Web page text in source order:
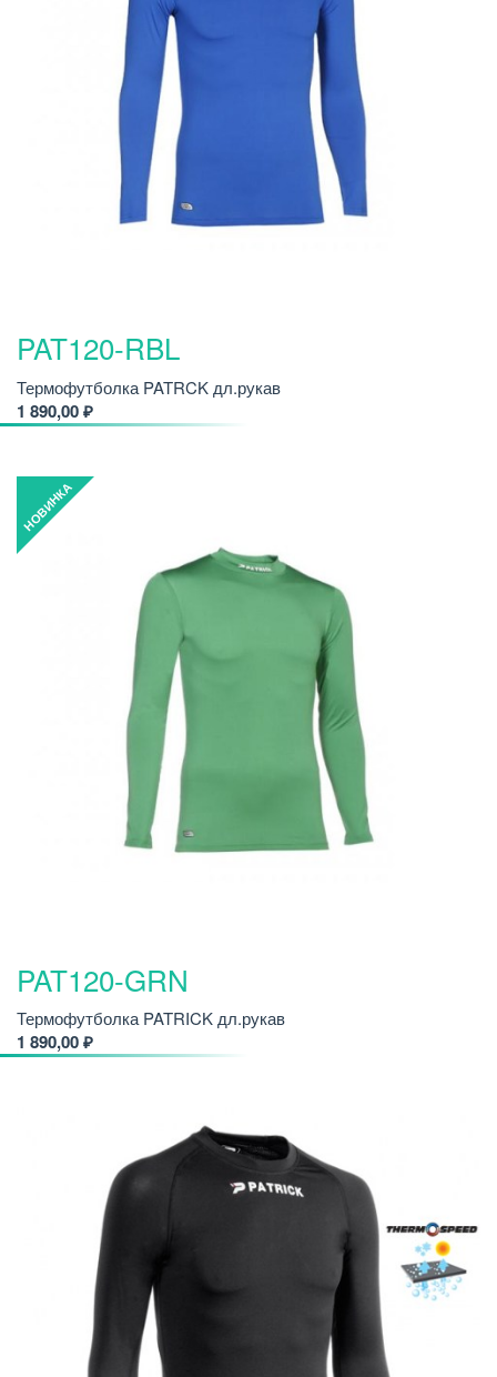
PAT120-RBL
Термофутболка PATRCK дл.рукав
1 890,00 ₽
PAT120-GRN
Термофутболка PATRICK дл.рукав
1 890,00 ₽